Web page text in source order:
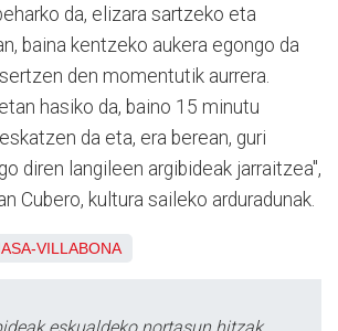
da, elizara sartzeko eta
baina kentzeko aukera egongo da
den momentutik aurrera.
hasiko da, baino 15 minutu
da eta, era berean, guri
diren langileen argibideak jarraitzea",
Cubero, kultura saileko arduradunak.
VILLABONA